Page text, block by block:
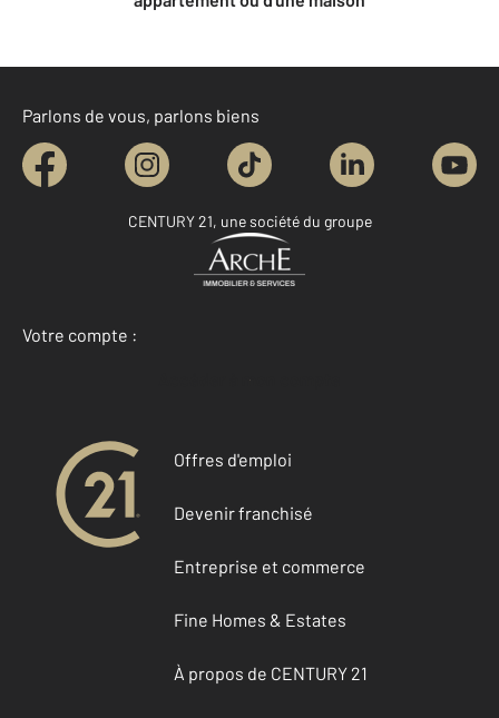
Parlons de vous, parlons biens
CENTURY 21, une société du groupe
Votre compte :
Accéder à mon compte
Offres d'emploi
Devenir franchisé
Entreprise et commerce
Fine Homes & Estates
À propos de CENTURY 21